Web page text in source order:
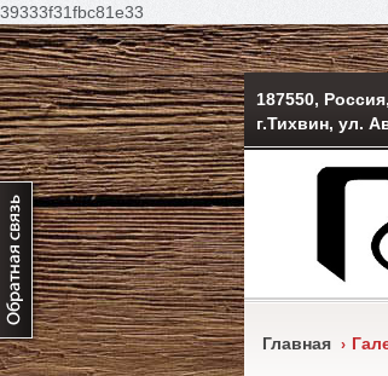
39333f31fbc81e33
187550,
г.Тихвин, ул.
Главная